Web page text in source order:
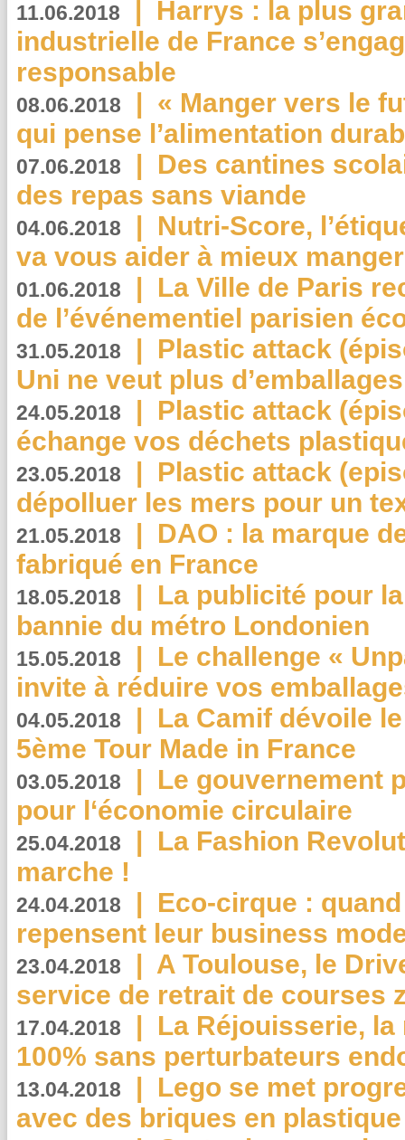
11.06.2018 | Harrys : la plus
industrielle de France
responsable
08.06.2018 | « Manger vers le
qui pense l’alimentation
07.06.2018 | Des cantines
des repas sans viande
04.06.2018 | Nutri-Score,
va vous aider à mieux
01.06.2018 | La Ville de Paris
de l’événementiel parisien
31.05.2018 | Plastic attack
Uni ne veut plus
24.05.2018 | Plastic attack
échange vos déchets
23.05.2018 | Plastic attack
dépolluer les mers pour un
21.05.2018 | DAO : la marque
fabriqué en France
18.05.2018 | La publicité pour
bannie du métro Londonien
15.05.2018 | Le challenge «
invite à réduire vos
04.05.2018 | La Camif dévoile
5ème Tour Made in France
03.05.2018 | Le gouvernement
pour l‘économie circulaire
25.04.2018 | La Fashion
marche !
24.04.2018 | Eco-cirque :
repensent leur business
23.04.2018 | A Toulouse, le
service de retrait de courses
17.04.2018 | La Réjouisserie,
100% sans perturbateurs
13.04.2018 | Lego se met
avec des briques en